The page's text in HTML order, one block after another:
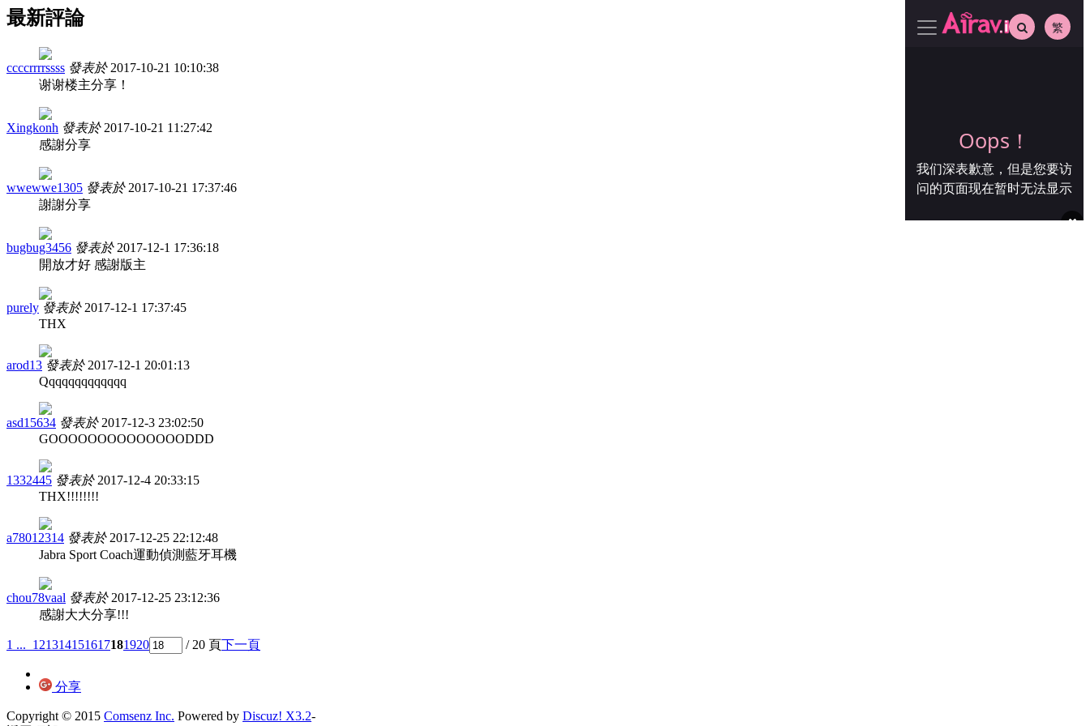
最新評論
ccccrrrrssss 發表於 2017-10-21 10:10:38
谢谢楼主分享！
Xingkonh 發表於 2017-10-21 11:27:42
感謝分享
wwewwe1305 發表於 2017-10-21 17:37:46
謝謝分享
bugbug3456 發表於 2017-12-1 17:36:18
開放才好 感謝版主
purely 發表於 2017-12-1 17:37:45
THX
arod13 發表於 2017-12-1 20:01:13
Qqqqqqqqqqqqq
asd15634 發表於 2017-12-3 23:02:50
GOOOOOOOOOOOOOODDD
1332445 發表於 2017-12-4 20:33:15
THX!!!!!!!!
a78012314 發表於 2017-12-25 22:12:48
Jabra Sport Coach運動偵測藍牙耳機
chou78vaal 發表於 2017-12-25 23:12:36
感謝大大分享!!!
1 ... 121314151617181920 / 20 頁下一頁
分享
Copyright © 2015 Comsenz Inc. Powered by Discuz! X3.2-